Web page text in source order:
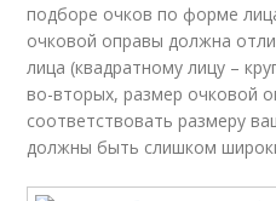
подборе очков по форме
очковой оправы должна
лица (квадратному лицу –
во-вторых, размер очковой
соответствовать размеру
должны быть слишком